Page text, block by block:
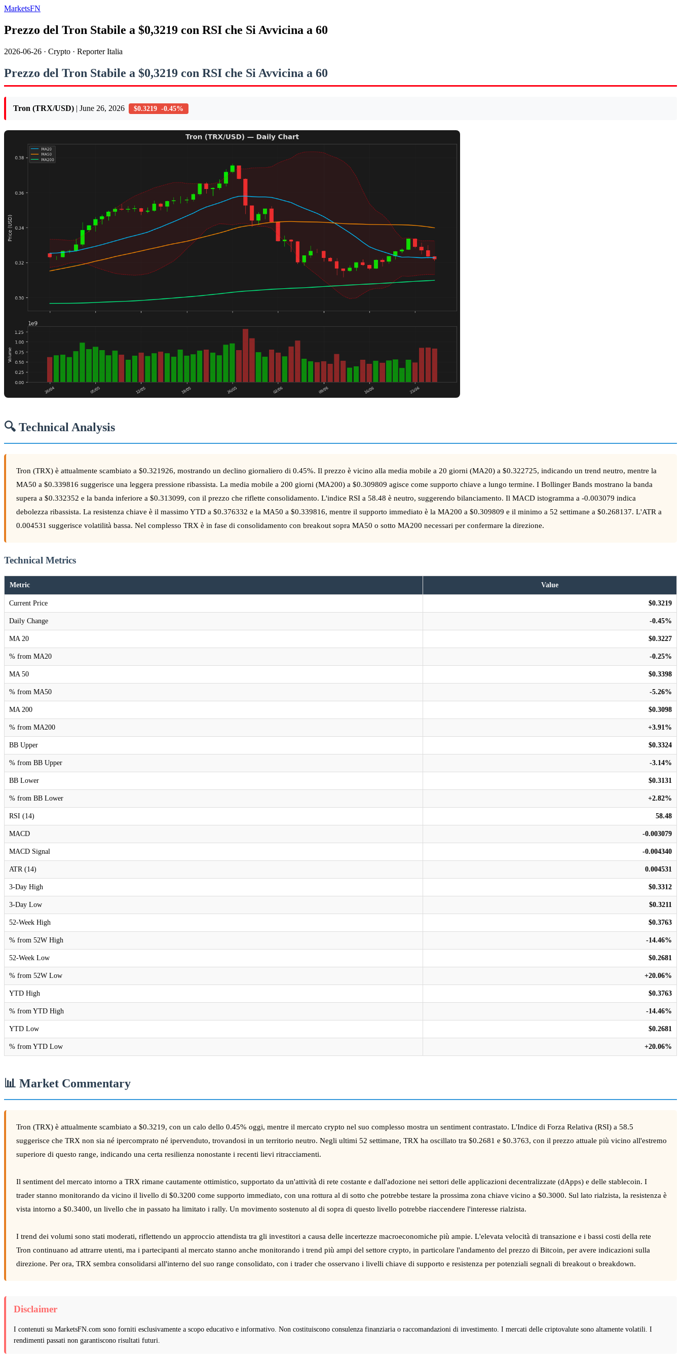
MarketsFN
Prezzo del Tron Stabile a $0,3219 con RSI che Si Avvicina a 60
2026-06-26 · Crypto · Reporter Italia
Prezzo del Tron Stabile a $0,3219 con RSI che Si Avvicina a 60
Tron (TRX/USD) | June 26, 2026 $0.3219 -0.45%
🔍 Technical Analysis
Tron (TRX) è attualmente scambiato a $0.321926, mostrando un declino giornaliero di 0.45%. Il prezzo è vicino alla media mobile a 20 giorni (MA20) a $0.322725, indicando un trend neutro, mentre la
MA50 a $0.339816 suggerisce una leggera pressione ribassista. La media mobile a 200 giorni (MA200) a $0.309809 agisce come supporto chiave a lungo termine. I Bollinger Bands mostrano la banda
supera a $0.332352 e la banda inferiore a $0.313099, con il prezzo che riflette consolidamento. L'indice RSI a 58.48 è neutro, suggerendo bilanciamento. Il MACD istogramma a -0.003079 indica
debolezza ribassista. La resistenza chiave è il massimo YTD a $0.376332 e la MA50 a $0.339816, mentre il supporto immediato è la MA200 a $0.309809 e il minimo a 52 settimane a $0.268137. L'ATR a
0.004531 suggerisce volatilità bassa. Nel complesso TRX è in fase di consolidamento con breakout sopra MA50 o sotto MA200 necessari per confermare la direzione.
Technical Metrics
Metric Value
Current Price $0.3219
Daily Change -0.45%
MA 20 $0.3227
% from MA20 -0.25%
MA 50 $0.3398
% from MA50 -5.26%
MA 200 $0.3098
% from MA200 +3.91%
BB Upper $0.3324
% from BB Upper -3.14%
BB Lower $0.3131
% from BB Lower +2.82%
RSI (14) 58.48
MACD -0.003079
MACD Signal -0.004340
ATR (14) 0.004531
3-Day High $0.3312
3-Day Low $0.3211
52-Week High $0.3763
% from 52W High -14.46%
52-Week Low $0.2681
% from 52W Low +20.06%
YTD High $0.3763
% from YTD High -14.46%
YTD Low $0.2681
% from YTD Low +20.06%
📊 Market Commentary
Tron (TRX) è attualmente scambiato a $0.3219, con un calo dello 0.45% oggi, mentre il mercato crypto nel suo complesso mostra un sentiment contrastato. L'Indice di Forza Relativa (RSI) a 58.5
suggerisce che TRX non sia né ipercomprato né ipervenduto, trovandosi in un territorio neutro. Negli ultimi 52 settimane, TRX ha oscillato tra $0.2681 e $0.3763, con il prezzo attuale più vicino all'estremo
superiore di questo range, indicando una certa resilienza nonostante i recenti lievi ritracciamenti.
Il sentiment del mercato intorno a TRX rimane cautamente ottimistico, supportato da un'attività di rete costante e dall'adozione nei settori delle applicazioni decentralizzate (dApps) e delle stablecoin. I
trader stanno monitorando da vicino il livello di $0.3200 come supporto immediato, con una rottura al di sotto che potrebbe testare la prossima zona chiave vicino a $0.3000. Sul lato rialzista, la resistenza è
vista intorno a $0.3400, un livello che in passato ha limitato i rally. Un movimento sostenuto al di sopra di questo livello potrebbe riaccendere l'interesse rialzista.
I trend dei volumi sono stati moderati, riflettendo un approccio attendista tra gli investitori a causa delle incertezze macroeconomiche più ampie. L'elevata velocità di transazione e i bassi costi della rete
Tron continuano ad attrarre utenti, ma i partecipanti al mercato stanno anche monitorando i trend più ampi del settore crypto, in particolare l'andamento del prezzo di Bitcoin, per avere indicazioni sulla
direzione. Per ora, TRX sembra consolidarsi all'interno del suo range consolidato, con i trader che osservano i livelli chiave di supporto e resistenza per potenziali segnali di breakout o breakdown.
Disclaimer
I contenuti su MarketsFN.com sono forniti esclusivamente a scopo educativo e informativo. Non costituiscono consulenza finanziaria o raccomandazioni di investimento. I mercati delle criptovalute sono altamente volatili. I
rendimenti passati non garantiscono risultati futuri.